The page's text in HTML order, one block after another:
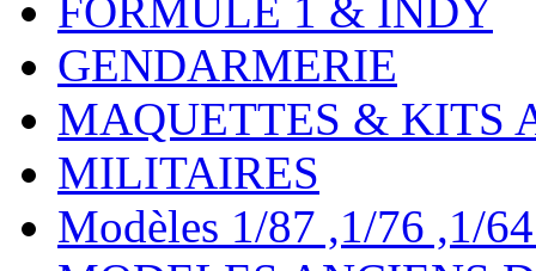
FORMULE 1 & INDY
GENDARMERIE
MAQUETTES & KITS
MILITAIRES
Modèles 1/87 ,1/76 ,1/